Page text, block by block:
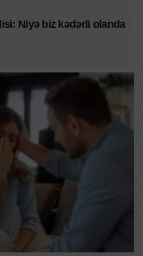
Niyə biz kədərli olanda